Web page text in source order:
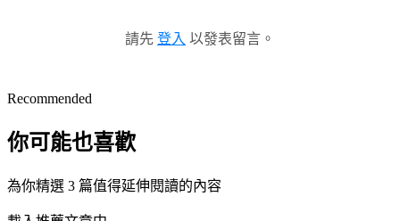
請先 登入 以發表留言。
Recommended
你可能也喜歡
為你精選 3 篇值得延伸閱讀的內容